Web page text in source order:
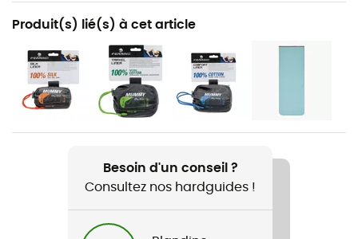
Recommandé pour
Trekking / Bivouac
Poids
950 g
Nom du produit
Catégorie de protection
Produit(s) lié(s) à cet article
Besoin d'un conseil ?
Consultez nos hardguides !